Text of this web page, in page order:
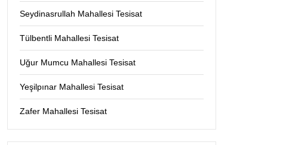
Seydinasrullah Mahallesi Tesisat
Tülbentli Mahallesi Tesisat
Uğur Mumcu Mahallesi Tesisat
Yeşilpınar Mahallesi Tesisat
Zafer Mahallesi Tesisat